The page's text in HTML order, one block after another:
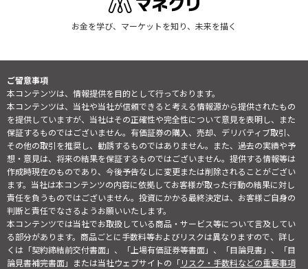
お金を学び、マーケットを知り、未来を描く
ご留意事項
本コンテンツは、情報提供を目的として行っております。
本コンテンツは、当社や当社が信頼できると考える情報源から提供されたもの
を提供していますが、当社はその正確性や完全性について意見を表明し、また
保証するものではございません。有価証券の購入、売却、デリバティブ取引、
その他の取引を推奨し、勧誘するものではありません。また、過去の実績や予
想・意見は、将来の結果を保証するものではございません。提供する情報等は
作成時現在のものであり、今後予告なしに変更または削除されることがござい
ます。当社は本コンテンツの内容に依拠してお客様が取った行動の結果に対し
責任を負うものではございません。投資にかかる最終決定は、お客様ご自身の
判断と責任でなさるようお願いいたします。
本コンテンツでは当社でお取扱している商品・サービス等について言及してい
る部分があります。商品ごとに手数料等およびリスクは異なりますので、詳し
くは「契約締結前交付書面」、「上場有価証券等書面」、「目論見書」、「目
論見書補完書面」または当社ウェブサイトの「リスク・手数料などの重要事項